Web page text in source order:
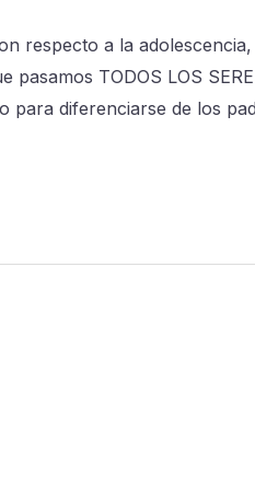
respecto a la
TODOS LOS
diferenciarse de los